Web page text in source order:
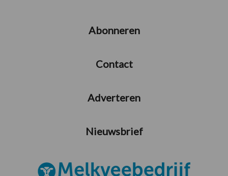
Abonneren
Contact
Adverteren
Nieuwsbrief